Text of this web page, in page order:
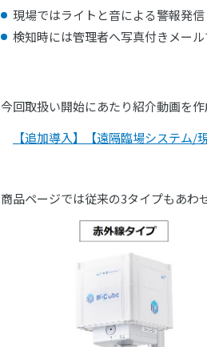
現場ではライトと音による警報発信
検知時には管理者へ写真付きメー
今回取扱い開始にあたり紹介動画を作
【追加導入】【遠隔臨場システム
商品ページでは従来の3タイプもあわ